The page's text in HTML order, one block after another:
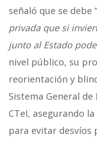
señaló que se debe “
privada que si
junto al Estado
nivel público, su
reorientación y
Sistema General de
CTeI, asegurando
para evitar desvíos